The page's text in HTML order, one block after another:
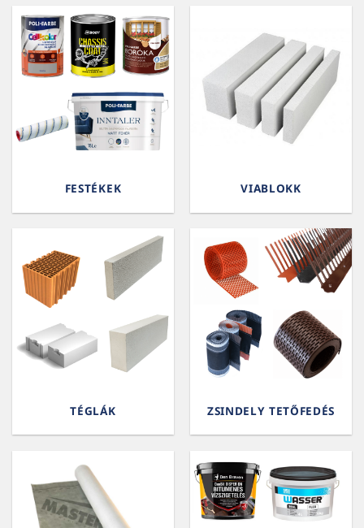
FESTÉKEK VIABLOKK
TÉGLÁK ZSINDELY TETŐFEDÉS